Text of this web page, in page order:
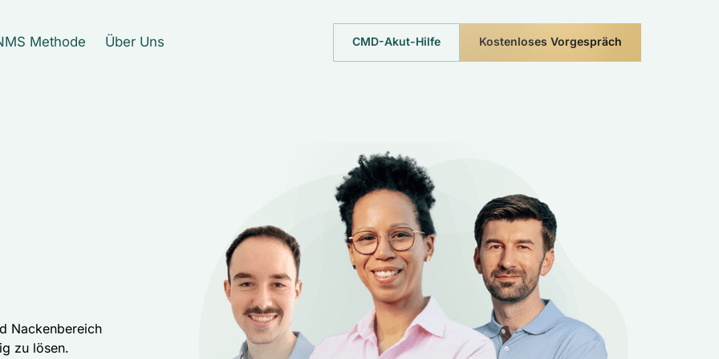
Methode Über Uns CMD-Akut-Hilfe Kostenloses Vorgespräch
Nackenbereich
zu lösen.